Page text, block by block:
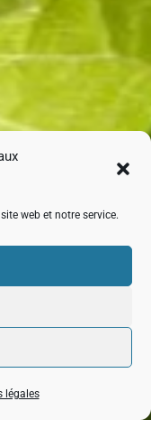
web et notre service.
légales